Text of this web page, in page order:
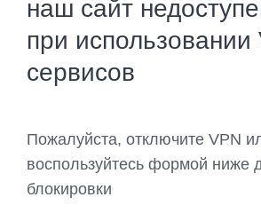
наш сайт
при использовании
сервисов
Пожалуйста, отключите VPN
воспользуйтесь формой ниже
блокировки